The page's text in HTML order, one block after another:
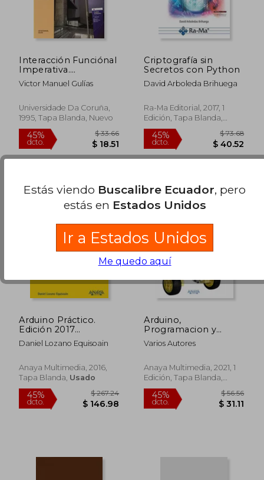
$ 19.96
45%
dcto.
Interacción Funciónal
Imperativa.
Servidores
Funciónales
Victor Manuel Gulías
Universidade Da Coruña,
1995, Tapa Blanda, Nuevo
45%
Criptografía sin
Secretos con Python
David Arboleda Brihuega
Ra-Ma Editorial, 2017, 1
Edición, Tapa Blanda,
Nuevo
45%
Arduino Práctico.
Edición 2017
(Manuales
Imprescindibles)
Daniel Lozano Equisoain
Anaya Multimedia, 2016,
Tapa Blanda, Usado
Arduino,
Programacion y
Robotica
Varios Autores
Anaya Multimedia, 2021, 1
Edición, Tapa Blanda,
Nuevo
Estás viendo Buscalibre Ecuador, pero
estás en Estados Unidos
Ir a Estados Unidos
Me quedo aquí